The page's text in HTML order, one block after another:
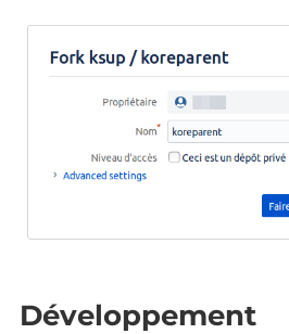
Développement